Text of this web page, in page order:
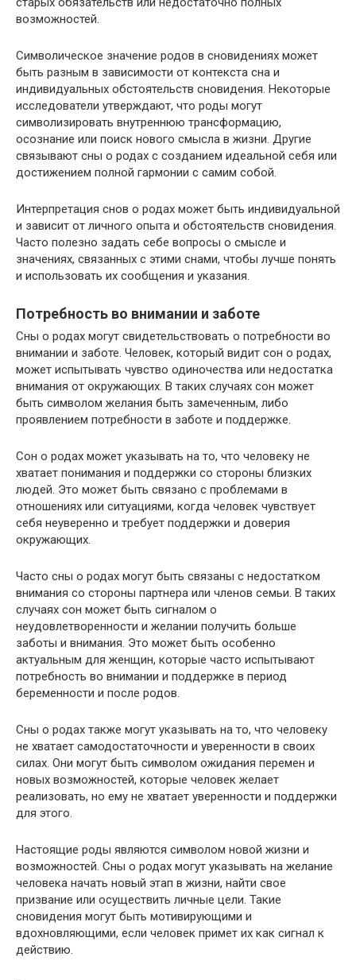
возможностей.
Символическое значение родов в сновидениях может
быть разным в зависимости от контекста сна и
индивидуальных обстоятельств сновидения. Некоторые
исследователи утверждают, что роды могут
символизировать внутреннюю трансформацию,
осознание или поиск нового смысла в жизни. Другие
связывают сны о родах с созданием идеальной себя или
достижением полной гармонии с самим собой.
Интерпретация снов о родах может быть индивидуальной
и зависит от личного опыта и обстоятельств сновидения.
Часто полезно задать себе вопросы о смысле и
значениях, связанных с этими снами, чтобы лучше понять
и использовать их сообщения и указания.
Потребность во внимании и заботе
Сны о родах могут свидетельствовать о потребности во
внимании и заботе. Человек, который видит сон о родах,
может испытывать чувство одиночества или недостатка
внимания от окружающих. В таких случаях сон может
быть символом желания быть замеченным, либо
проявлением потребности в заботе и поддержке.
Сон о родах может указывать на то, что человеку не
хватает понимания и поддержки со стороны близких
людей. Это может быть связано с проблемами в
отношениях или ситуациями, когда человек чувствует
себя неуверенно и требует поддержки и доверия
окружающих.
Часто сны о родах могут быть связаны с недостатком
внимания со стороны партнера или членов семьи. В таких
случаях сон может быть сигналом о
неудовлетворенности и желании получить больше
заботы и внимания. Это может быть особенно
актуальным для женщин, которые часто испытывают
потребность во внимании и поддержке в период
беременности и после родов.
Сны о родах также могут указывать на то, что человеку
не хватает самодостаточности и уверенности в своих
силах. Они могут быть символом ожидания перемен и
новых возможностей, которые человек желает
реализовать, но ему не хватает уверенности и поддержки
для этого.
Настоящие роды являются символом новой жизни и
возможностей. Сны о родах могут указывать на желание
человека начать новый этап в жизни, найти свое
призвание или осуществить личные цели. Такие
сновидения могут быть мотивирующими и
вдохновляющими, если человек примет их как сигнал к
действию.